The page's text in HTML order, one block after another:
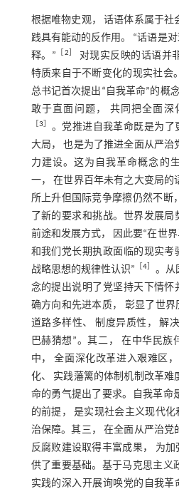
根据唯物史观， 话语体系属于社
践具有能动的反作用。 “话语是
释。”
2
对现实反映的话语并
特质来自于不断变化的现实社会
总书记首次提出“自我革命”的概
敢于直面问题， 共同把全面深
［3
。党推进自我革命既是为了
大局， 也是为了推进全面从严治
力建设。这为自我革命概念的
一， 在世界百年未有之大变局的
所上升但国际竞争摩擦仍然不断
了新的要求和挑战。世界发展
前途和发展方式， 因此要“在世
和我们党长期执政面临的现实考
战略思想的规律性认识”
［4
。从
念的提出说明了党坚持天下情怀
确方向和先进本质， 彰显了世界
道路多样性、 制度异质性， 解
巴赫猜想”。其二， 在中华民族
中， 全面深化改革进入艰难区
化、 实践藩篱的体制机制改革难
命的勇气提出了要求。自我革命
的前提， 是实现社会主义现代
治保障。其三， 在全面从严治党
反腐败建设取得丰富成果， 为
供了重要基础。基于马克思主义
实践的深入开展询唤党的自我革